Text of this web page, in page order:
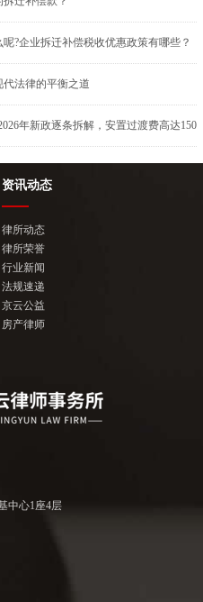
?企业拆迁补偿税收优惠政策有哪些？
法律的平衡之道
资讯动态
律所动态
律所荣誉
行业新闻
法规速递
京云公益
房产律师
中心1座4层